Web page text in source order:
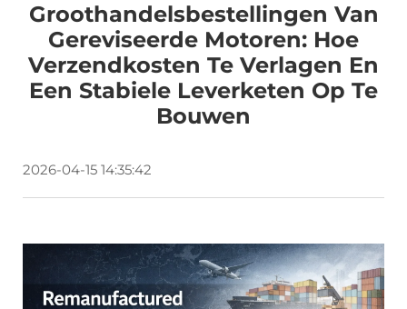
Groothandelsbestellingen Van
Gereviseerde Motoren: Hoe
Verzendkosten Te Verlagen En
Een Stabiele Leverketen Op Te
Bouwen
2026-04-15 14:35:42